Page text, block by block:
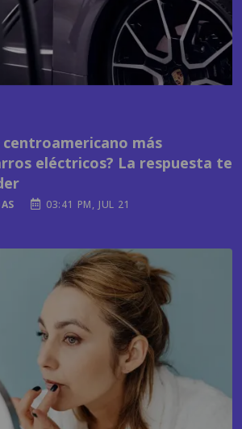
eléctricos? La respuesta te
03:41 PM, JUL 21